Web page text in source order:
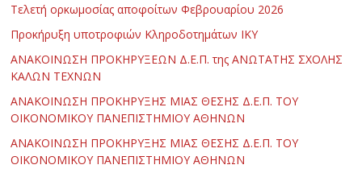
Τελετή ορκωμοσίας αποφοίτων Φεβρουαρίου 2026
Προκήρυξη υποτροφιών Κληροδοτημάτων ΙΚΥ
ΑΝΑΚΟΙΝΩΣΗ ΠΡΟΚΗΡΥΞΕΩΝ Δ.Ε.Π. της ΑΝΩΤΑΤΗΣ ΣΧΟΛΗΣ
ΚΑΛΩΝ ΤΕΧΝΩΝ
ΑΝΑΚΟΙΝΩΣΗ ΠΡΟΚΗΡΥΞΗΣ ΜΙΑΣ ΘΕΣΗΣ Δ.Ε.Π. ΤΟΥ
ΟΙΚΟΝΟΜΙΚΟΥ ΠΑΝΕΠΙΣΤΗΜΙΟΥ ΑΘΗΝΩΝ
ΑΝΑΚΟΙΝΩΣΗ ΠΡΟΚΗΡΥΞΗΣ ΜΙΑΣ ΘΕΣΗΣ Δ.Ε.Π. ΤΟΥ
ΟΙΚΟΝΟΜΙΚΟΥ ΠΑΝΕΠΙΣΤΗΜΙΟΥ ΑΘΗΝΩΝ